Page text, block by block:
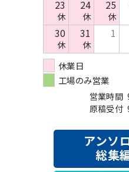
23
休
24
休
25
休
30
休
31
休
1
休業日
工場のみ営業
営業時間
原稿受付
アンソ
総集